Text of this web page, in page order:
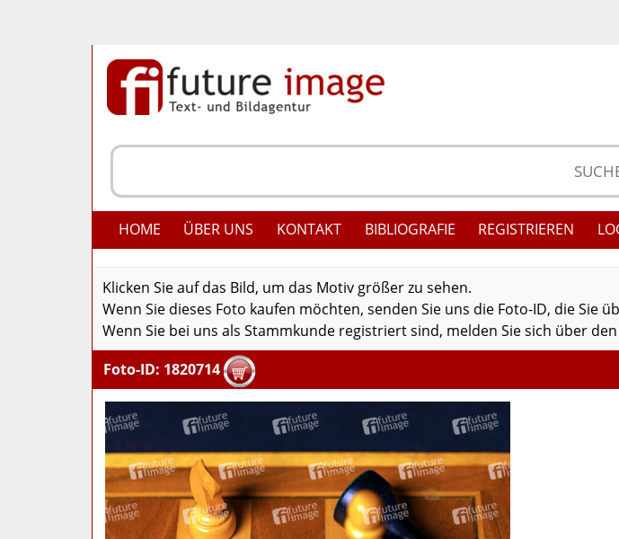
HOME ÜBER UNS KONTAKT BIBLIOGRAFIE REGISTRIEREN
Klicken Sie auf das Bild, um das Motiv größer zu sehen.
Wenn Sie dieses Foto kaufen möchten, senden Sie uns die Foto-ID, die
Wenn Sie bei uns als Stammkunde registriert sind, melden Sie sich über
Foto-ID: 1820714